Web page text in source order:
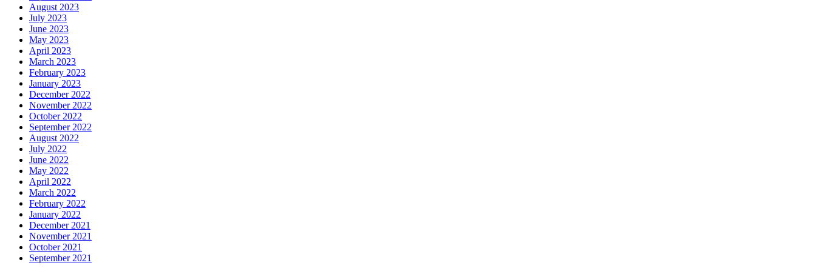
August 2023
July 2023
June 2023
May 2023
April 2023
March 2023
February 2023
January 2023
December 2022
November 2022
October 2022
September 2022
August 2022
July 2022
June 2022
May 2022
April 2022
March 2022
February 2022
January 2022
December 2021
November 2021
October 2021
September 2021